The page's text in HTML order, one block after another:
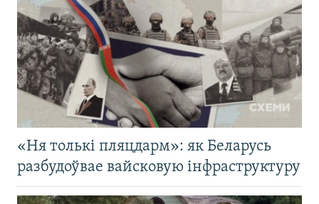
«Ня толькі пляцдарм»: як Беларусь
разбудоўвае вайсковую інфраструктуру